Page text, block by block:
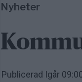
Nyheter
Publicerad Igår